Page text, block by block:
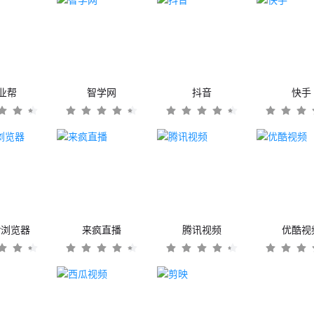
帮 智学网 抖音 快手
览器 来疯直播 腾讯视频 优酷视